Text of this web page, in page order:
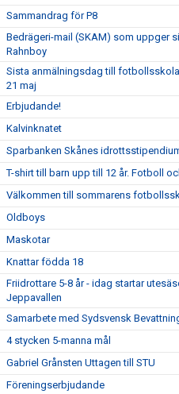
Sammandrag för P8
Bedrägeri-mail (SKAM) som uppger
Rahnboy
Sista anmälningsdag till
21 maj
Erbjudande!
Kalvinknatet
Sparbanken Skånes
T-shirt till barn upp till 12 år. Fotboll
Välkommen till sommarens
Oldboys
Maskotar
Knattar födda 18
Friidrottare 5-8 år - idag startar
Jeppavallen
Samarbete med Sydsvensk
4 stycken 5-manna mål
Gabriel Grånsten Uttagen till STU
Föreningserbjudande